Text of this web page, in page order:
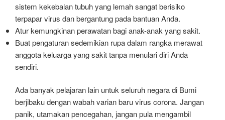
sistem kekebalan tubuh yang lemah sangat berisiko
terpapar virus dan bergantung pada bantuan Anda.
Atur kemungkinan perawatan bagi anak-anak yang sakit.
Buat pengaturan sedemikian rupa dalam rangka merawat
anggota keluarga yang sakit tanpa menulari diri Anda
sendiri.
Ada banyak pelajaran lain untuk seluruh negara di Bumi
berjibaku dengan wabah varian baru virus corona. Jangan
panik, utamakan pencegahan, jangan pula mengambil